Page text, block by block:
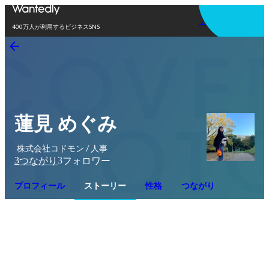
400万人が利用するビジネスSNS
アプリを使う
蓮見 めぐみ
株式会社コドモン / 人事
3つながり 3フォロワー
プロフィール ストーリー 性格 つながり